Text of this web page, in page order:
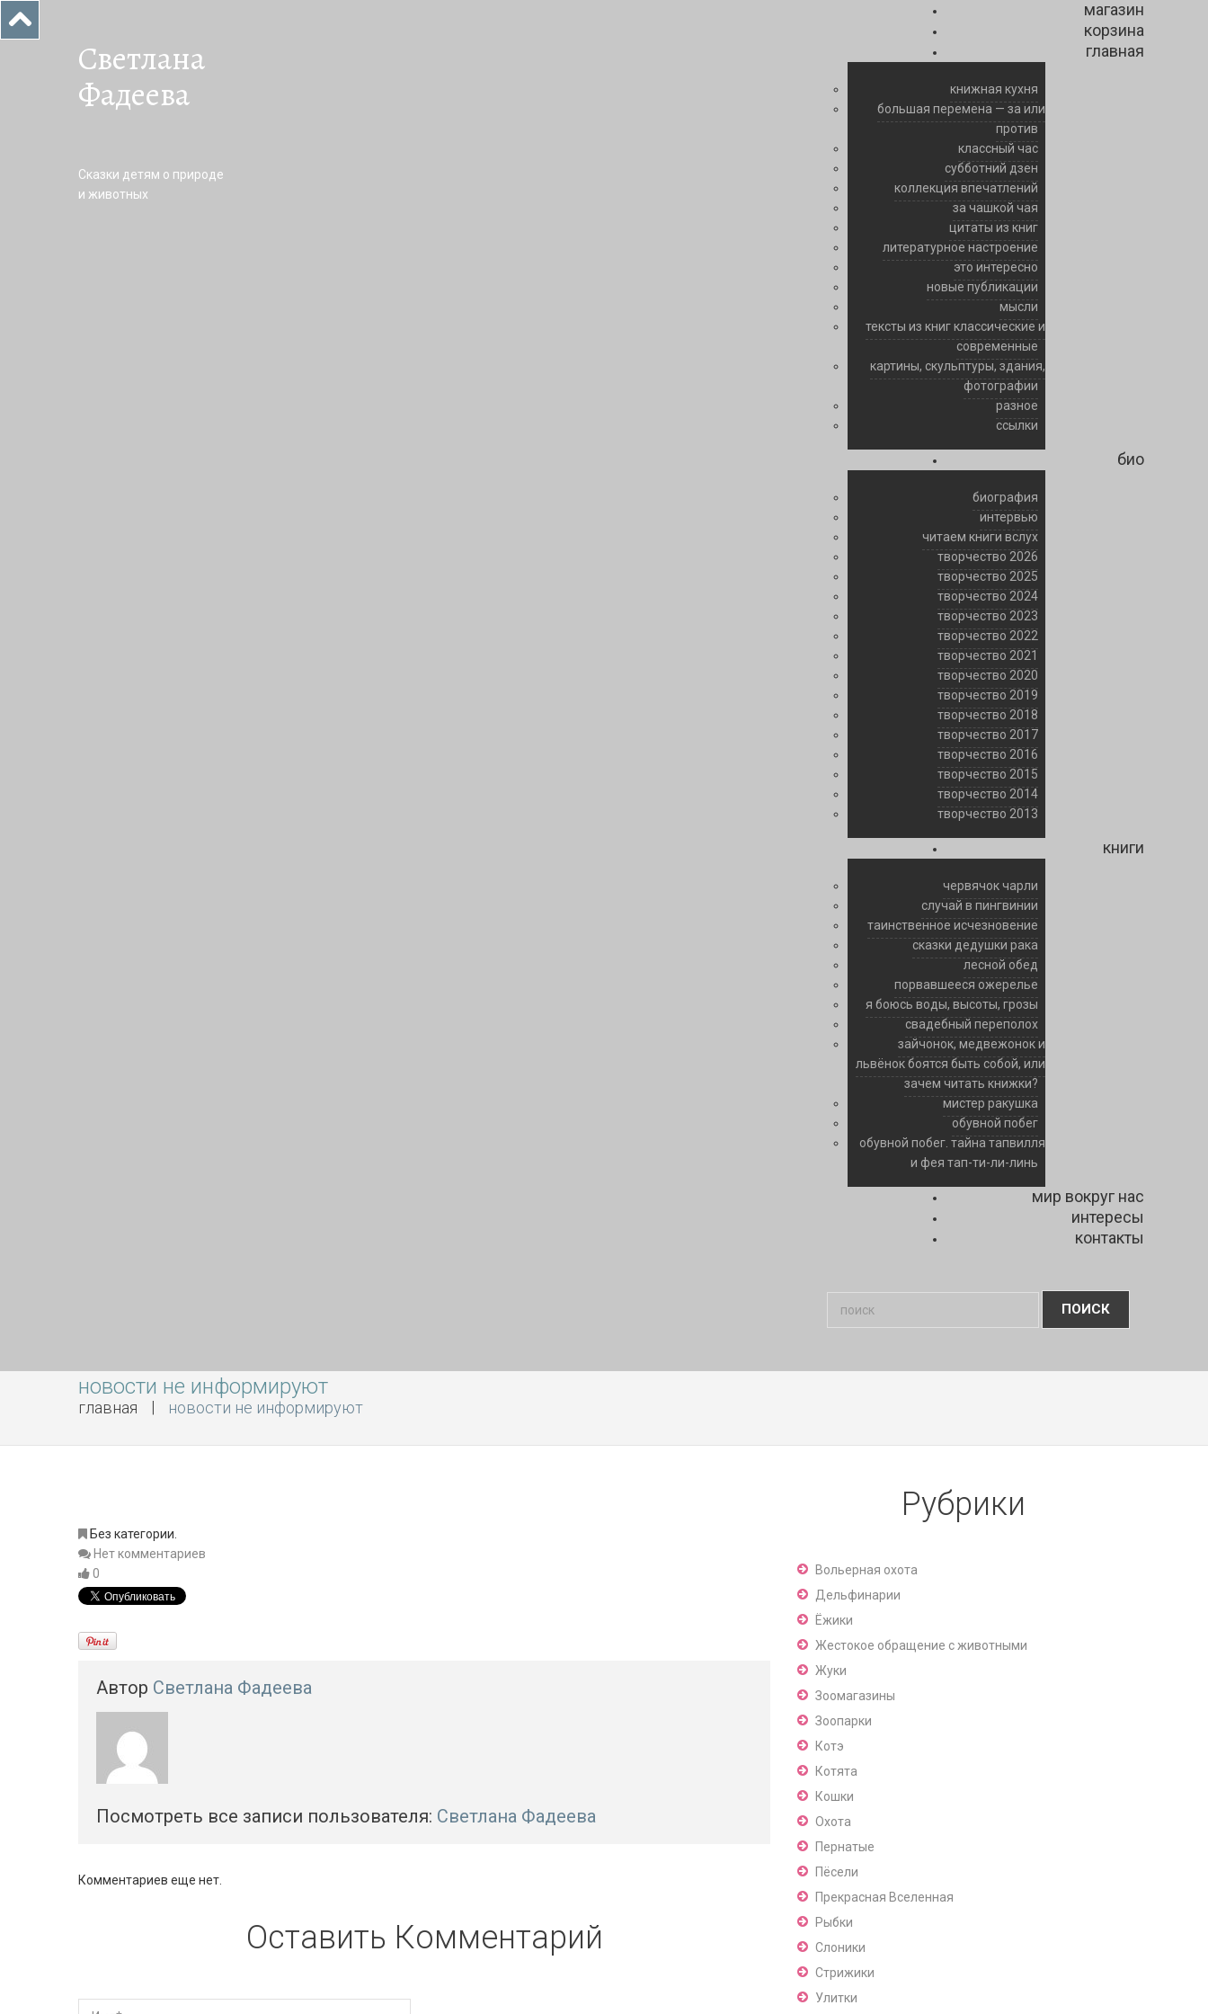
Светлана
Фадеева
Сказки детям о природе
и животных
магазин
корзина
главная
книжная кухня
большая перемена — за или
против
классный час
субботний дзен
коллекция впечатлений
за чашкой чая
цитаты из книг
литературное настроение
это интересно
новые публикации
мысли
тексты из книг классические и
современные
картины, скульптуры, здания,
фотографии
разное
ссылки
био
биография
интервью
читаем книги вслух
творчество 2026
творчество 2025
творчество 2024
творчество 2023
творчество 2022
творчество 2021
творчество 2020
творчество 2019
творчество 2018
творчество 2017
творчество 2016
творчество 2015
творчество 2014
творчество 2013
книги
червячок чарли
случай в пингвинии
таинственное исчезновение
сказки дедушки рака
лесной обед
порвавшееся ожерелье
я боюсь воды, высоты, грозы
свадебный переполох
зайчонок, медвежонок и
львёнок боятся быть собой, или
зачем читать книжки?
мистер ракушка
обувной побег
обувной побег. тайна тапвилля
и фея тап-ти-ли-линь
мир вокруг нас
интересы
контакты
новости не информируют
главная новости не информируют
Без категории.
Нет комментариев
0
Автор Светлана Фадеева
Посмотреть все записи пользователя: Светлана Фадеева
Комментариев еще нет.
Оставить Комментарий
Рубрики
Вольерная охота
Дельфинарии
Ёжики
Жестокое обращение с животными
Жуки
Зоомагазины
Зоопарки
Котэ
Котята
Кошки
Охота
Пернатые
Пёсели
Прекрасная Вселенная
Рыбки
Слоники
Стрижики
Улитки